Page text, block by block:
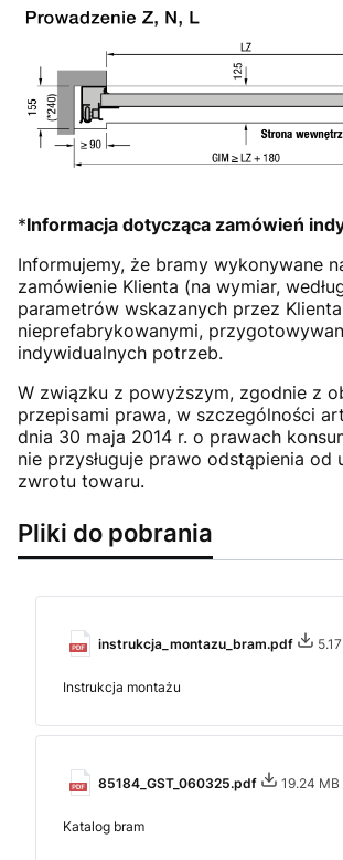
*Informacja dotycząca zamówień
Informujemy, że bramy wykonywane
zamówienie Klienta (na wymiar,
parametrów wskazanych przez
nieprefabrykowanymi,
indywidualnych potrzeb.
W związku z powyższym, zgodnie z
przepisami prawa, w szczególności
dnia 30 maja 2014 r. o prawach
nie przysługuje prawo odstąpienia od
zwrotu towaru.
Pliki do pobrania
instrukcja_montazu_bram.pdf
Instrukcja montażu
85184_GST_060325.pdf 19.24 MB
Katalog bram